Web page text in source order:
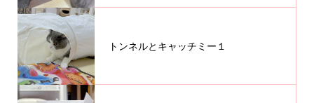
トンネルとキャッチミー１